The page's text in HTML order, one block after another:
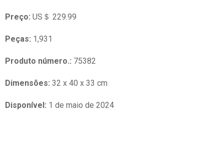
Preço: US＄ 229.99
Peças: 1,931
Produto número.: 75382
Dimensões: 32 x 40 x 33 cm
Disponível: 1 de maio de 2024